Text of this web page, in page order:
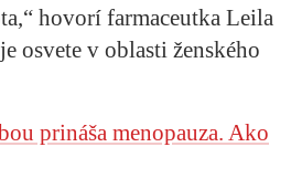
hovorí farmaceutka Leila
osvete v oblasti ženského
prináša menopauza. Ako